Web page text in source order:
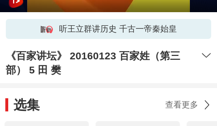
听王立群讲历史 千古一帝秦始皇
《百家讲坛》 20160123 百家姓（第三
部） 5 田 樊
选集 查看更多